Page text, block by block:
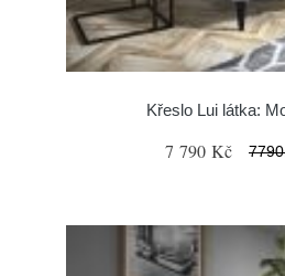
Křeslo Lui látka:
7 790 Kč